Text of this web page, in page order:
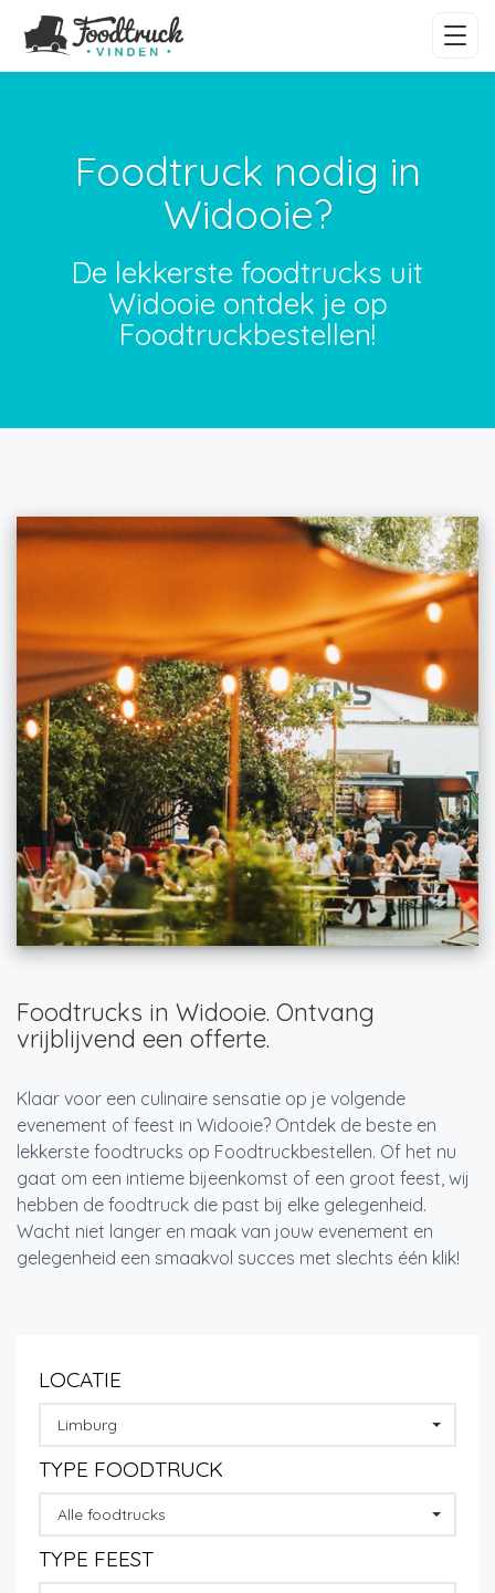
Foodtruck nodig in
Widooie?
De lekkerste foodtrucks uit
Widooie ontdek je op
Foodtruckbestellen!
Foodtrucks in Widooie. Ontvang
vrijblijvend een offerte.
Klaar voor een culinaire sensatie op je volgende
evenement of feest in Widooie? Ontdek de beste en
lekkerste foodtrucks op Foodtruckbestellen. Of het nu
gaat om een intieme bijeenkomst of een groot feest, wij
hebben de foodtruck die past bij elke gelegenheid.
Wacht niet langer en maak van jouw evenement en
gelegenheid een smaakvol succes met slechts één klik!
LOCATIE
Limburg
TYPE FOODTRUCK
Alle foodtrucks
TYPE FEEST